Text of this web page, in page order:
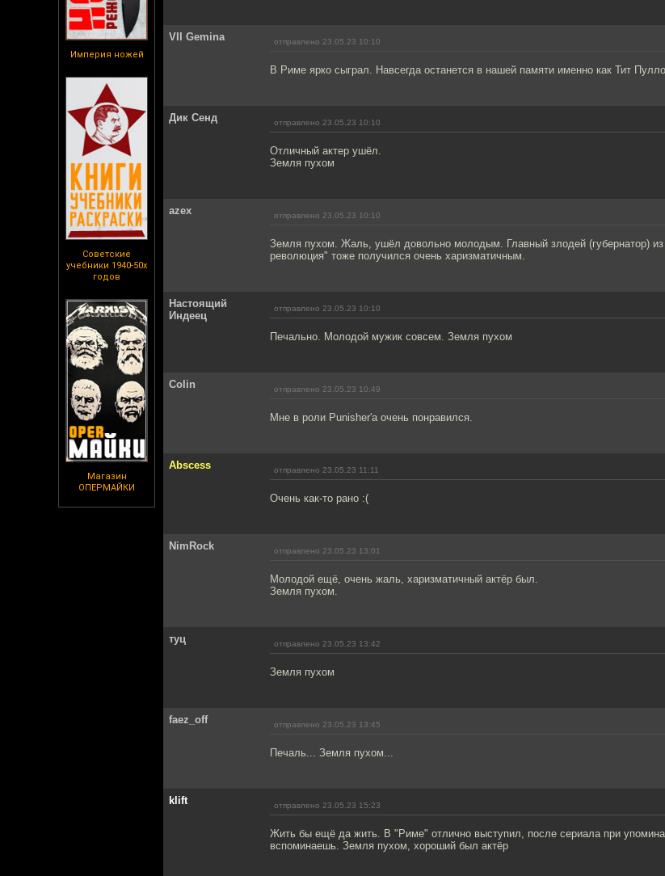
Империя ножей
Советские
учебники 1940-50х
годов
Магазин
ОПЕРМАЙКИ
VII Gemina отправлено 23.05.23 10:10
В Риме ярко сыграл. Навсегда останется в нашей памяти именно как Тит
Дик Сенд отправлено 23.05.23 10:10
Отличный актер ушёл.
Земля пухом
azex отправлено 23.05.23 10:10
Земля пухом. Жаль, ушёл довольно молодым. Главный злодей (губернатор)
революция" тоже получился очень харизматичным.
Настоящий
Индеец
отправлено 23.05.23 10:10
Печально. Молодой мужик совсем. Земля пухом
Colin отправлено 23.05.23 10:49
Мне в роли Punisher'a очень понравился.
Abscess отправлено 23.05.23 11:11
Очень как-то рано :(
NimRock отправлено 23.05.23 13:01
Молодой ещё, очень жаль, харизматичный актёр был.
Земля пухом.
туц отправлено 23.05.23 13:42
Земля пухом
faez_off отправлено 23.05.23 13:45
Печаль... Земля пухом...
klift отправлено 23.05.23 15:23
Жить бы ещё да жить. В "Риме" отлично выступил, после сериала при
вспоминаешь. Земля пухом, хороший был актёр